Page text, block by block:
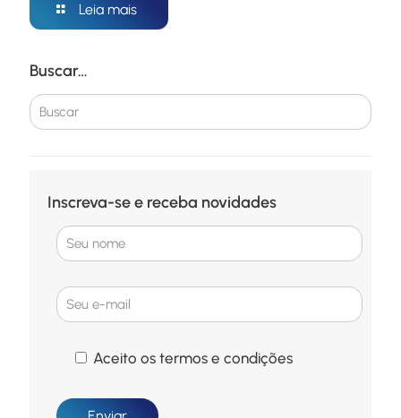
Leia mais
Buscar…
Inscreva-se e receba novidades
Aceito os termos e condições